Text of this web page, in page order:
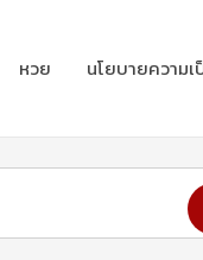
หวย นโยบายความ